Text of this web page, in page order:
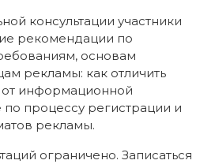
консультации участники
рекомендации по
основам
рекламы: как отличить
информационной
по процессу регистрации и
рекламы.
ограничено. Записаться